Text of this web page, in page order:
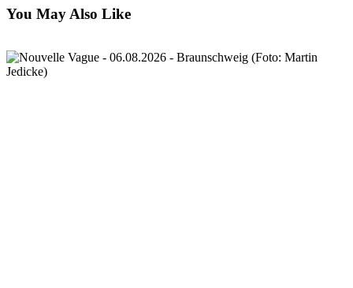
You May Also Like